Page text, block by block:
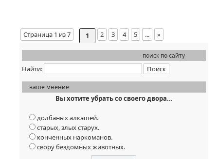
Страница 1 из 7 1 2 3 4 5 ...
»
Последняя »
поиск по сайту
Найти:
ваше мнение
Вы хотите убрать со своего двора...
долбаных алкашей.
старых, злых старух.
конченных наркоманов.
свору бездомных животных.